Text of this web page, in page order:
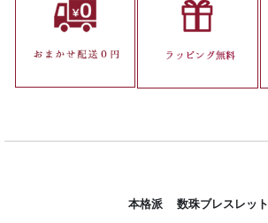
本格派 数珠ブレスレット